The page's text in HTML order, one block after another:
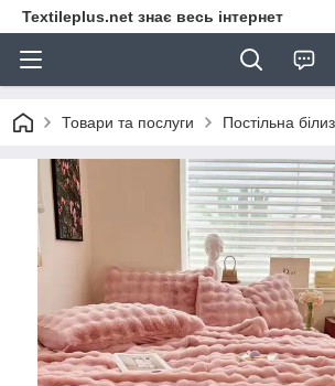
Textileplus.net знає весь інтернет
Товари та послуги Постільна